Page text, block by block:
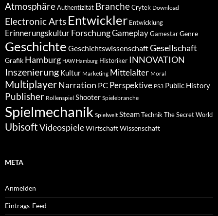
Atmosphäre Authentizität Branche Crytek Download
Electronic Arts Entwickler Entwicklung
Erinnerungskultur ForschungGameplay Gamestar Genre
Geschichte GeschichtswissenschaftGesellschaft
Grafik Hamburg HAW Hamburg Historiker INNOVATION
Inszenierung Kultur Marketing Mittelalter Moral
MultiplayerNarration PC Perspektive PS3 Public History
Publisher Rollenspiel Shooter Spielebranche
Spielmechanik Spielwelt Steam Technik The Secret World
UbisoftVideospieleWirtschaftWissenschaft
META
Anmelden
Eintrags-Feed